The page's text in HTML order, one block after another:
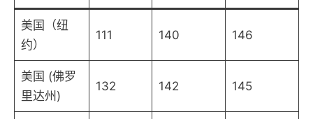
美国（纽
约）
111 140 146
美国 (佛罗
里达州)
132 142 145